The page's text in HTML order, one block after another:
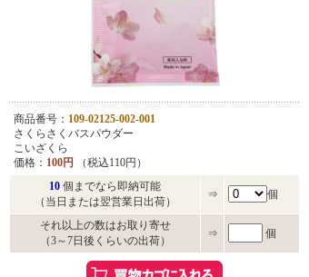
商品番号： 109-02125-002-001
さくらさくバスパウダー
こいざくら
価格： 100円
（税込110円）
10 個までなら即納可能
（当日または翌営業日出荷）
⇒ 個
それ以上の数はお取り寄せ
（3～7日後くらいの出荷）
⇒ 個